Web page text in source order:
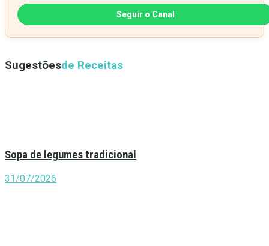
Seguir o Canal
Sugestõesde Receitas
Sopa de legumes tradicional
31/07/2026